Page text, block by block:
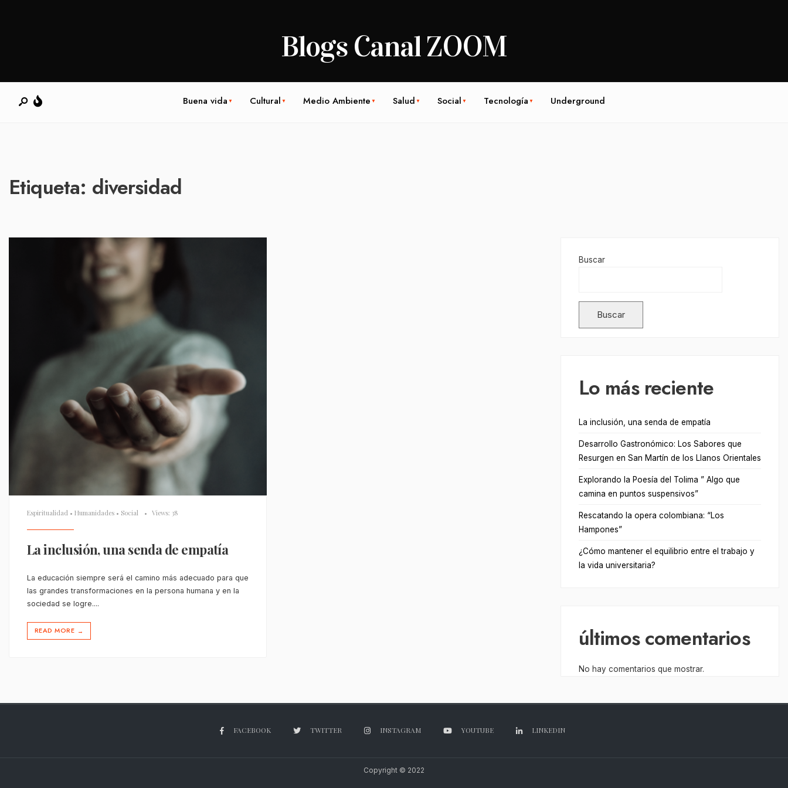
Blogs Canal ZOOM
Buena vida Cultural Medio Ambiente Salud Social Tecnología Underground
Etiqueta: diversidad
Espiritualidad • Humanidades • Social • Views: 38
La inclusión, una senda de empatía
La educación siempre será el camino más adecuado para que
las grandes transformaciones en la persona humana y en la
sociedad se logre....
READ MORE →
Buscar
Buscar
Lo más reciente
La inclusión, una senda de empatía
Desarrollo Gastronómico: Los Sabores que
Resurgen en San Martín de los Llanos Orientales
Explorando la Poesía del Tolima ” Algo que
camina en puntos suspensivos”
Rescatando la opera colombiana: “Los
Hampones”
¿Cómo mantener el equilibrio entre el trabajo y
la vida universitaria?
últimos comentarios
No hay comentarios que mostrar.
FACEBOOK TWITTER INSTAGRAM YOUTUBE LINKEDIN
Copyright © 2022